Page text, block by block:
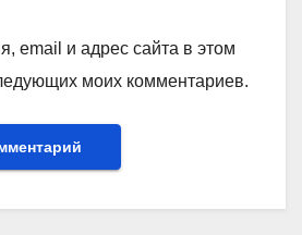
email и адрес сайта в этом
моих комментариев.